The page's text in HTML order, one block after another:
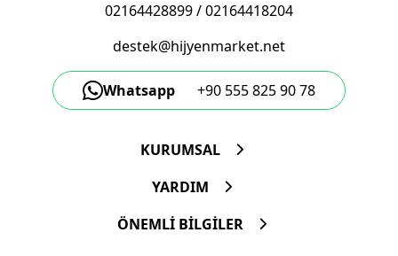
02164428899/02164418204
destek@hijyenmarket.net
Whatsapp +90 555 825 90 78
KURUMSAL
YARDIM
ÖNEMLİ BİLGİLER